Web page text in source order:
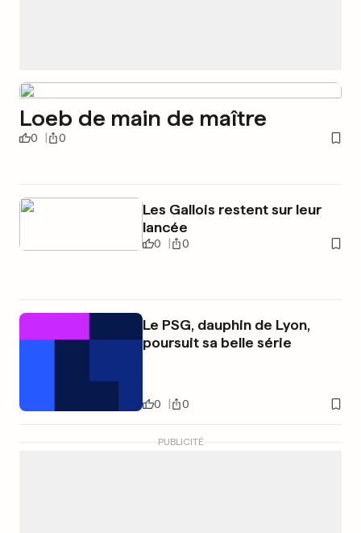
Loeb de main de maître
0 0
Les Gallois restent sur leur
lancée
0 0
Le PSG, dauphin de Lyon,
poursuit sa belle série
0 0
PUBLICITÉ